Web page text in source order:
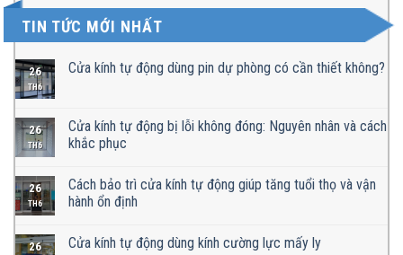
TIN TỨC MỚI NHẤT
26
TH6
Cửa kính tự động dùng pin dự phòng có cần thiết không?
26
TH6
Cửa kính tự động bị lỗi không đóng: Nguyên nhân và cách
khắc phục
26
TH6
Cách bảo trì cửa kính tự động giúp tăng tuổi thọ và vận
hành ổn định
26 Cửa kính tự động dùng kính cường lực mấy ly